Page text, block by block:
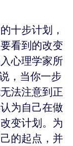
十步计划，
看到的改变
心理学家所
，当你一步
法注意到正
为自己在做
变计划。为
的起点，并